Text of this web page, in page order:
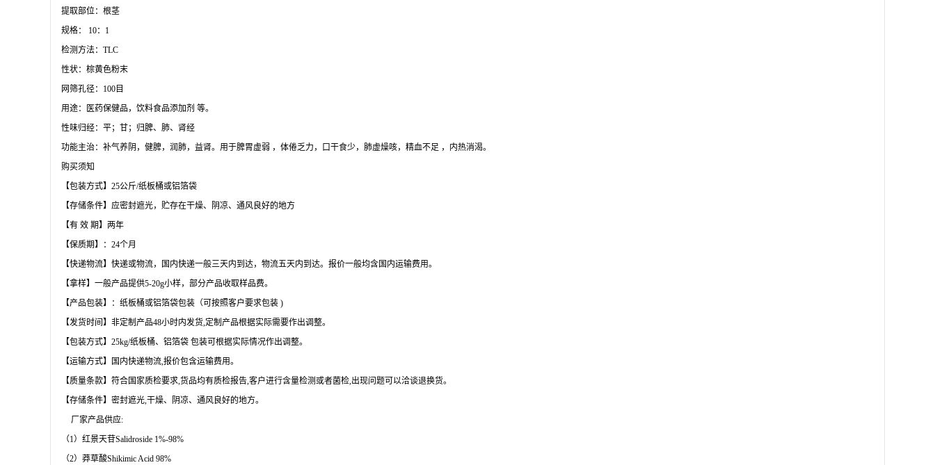
提取部位：根茎
规格： 10：1
检测方法：TLC
性状：棕黄色粉末
网筛孔径：100目
用途：医药保健品，饮料食品添加剂 等。
性味归经：平；甘；归脾、肺、肾经
功能主治：补气养阴，健脾，润肺，益肾。用于脾胃虚弱 ，体倦乏力，口干食少，肺虚燥咳，精血不足 ，内热消渴。
购买须知
【包装方式】25公斤/纸板桶或铝箔袋
【存储条件】应密封遮光，贮存在干燥、阴凉、通风良好的地方
【有 效 期】两年
【保质期】：24个月
【快递物流】快递或物流，国内快递一般三天内到达，物流五天内到达。报价一般均含国内运输费用。
【拿样】一般产品提供5-20g小样，部分产品收取样品费。
【产品包装】：纸板桶或铝箔袋包装（可按照客户要求包装 )
【发货时间】非定制产品48小时内发货,定制产品根据实际需要作出调整。
【包装方式】25kg/纸板桶、铝箔袋 包装可根据实际情况作出调整。
【运输方式】国内快递物流,报价包含运输费用。
【质量条款】符合国家质检要求,货品均有质检报告,客户进行含量检测或者菌检,出现问题可以洽谈退换货。
【存储条件】密封遮光,干燥、阴凉、通风良好的地方。
厂家产品供应:
（1）红景天苷Salidroside 1%-98%
（2）莽草酸Shikimic Acid 98%